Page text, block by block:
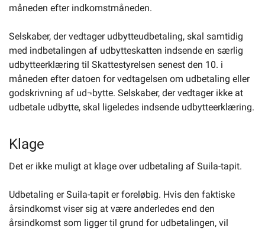
måneden efter indkomstmåneden.
Selskaber, der vedtager udbytteudbetaling, skal samtidig
med indbetalingen af udbytteskatten indsende en særlig
udbytteerklæring til Skattestyrelsen senest den 10. i
måneden efter datoen for vedtagelsen om udbetaling eller
godskrivning af ud¬bytte. Selskaber, der vedtager ikke at
udbetale udbytte, skal ligeledes indsende udbytteerklæring.
Klage
Det er ikke muligt at klage over udbetaling af Suila-tapit.
Udbetaling er Suila-tapit er foreløbig. Hvis den faktiske
årsindkomst viser sig at være anderledes end den
årsindkomst som ligger til grund for udbetalingen, vil